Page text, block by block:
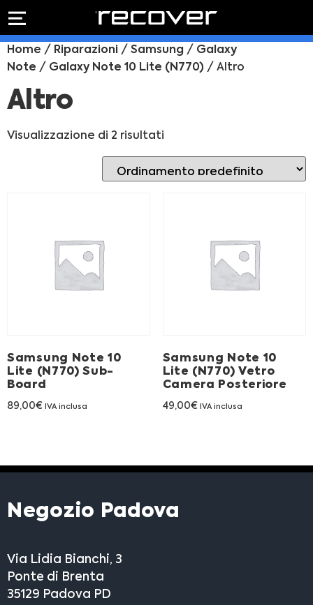
Preventivo online
PREVENTIVO RIPARAZIONE
Rivenditori B2B
FRANCHISING
PREVENTIVO
Preventivo
RIPARAZIONE
IPHONE
Home / Riparazioni / Samsung / Galaxy
Note / Galaxy Note 10 Lite (N770) / Altro
Altro
Visualizzazione di 2 risultati
Samsung Note 10
Lite (N770) Sub-
Board
89,00€ IVA inclusa
Samsung Note 10
Lite (N770) Vetro
Camera Posteriore
49,00€ IVA inclusa
Negozio Padova
Via Lidia Bianchi, 3
Ponte di Brenta
35129 Padova PD